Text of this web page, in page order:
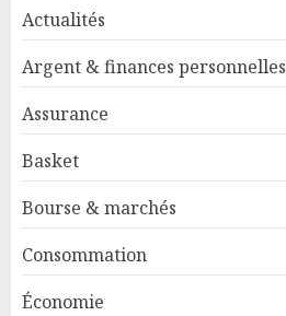
Actualités
Argent & finances personnelles
Assurance
Basket
Bourse & marchés
Consommation
Économie